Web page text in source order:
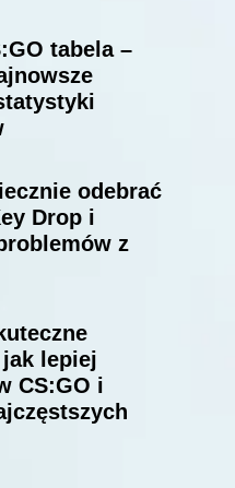
tabela –
odebrać
Drop i
z
lepiej
CS:GO i